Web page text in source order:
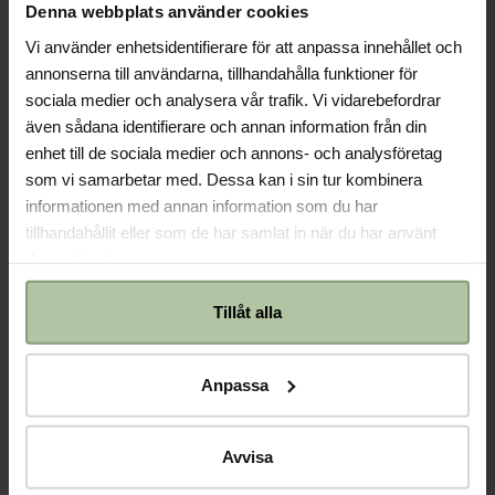
Denna webbplats använder cookies
Vi använder enhetsidentifierare för att anpassa innehållet och
annonserna till användarna, tillhandahålla funktioner för
sociala medier och analysera vår trafik. Vi vidarebefordrar
även sådana identifierare och annan information från din
enhet till de sociala medier och annons- och analysföretag
som vi samarbetar med. Dessa kan i sin tur kombinera
informationen med annan information som du har
tillhandahållit eller som de har samlat in när du har använt
Tillåt alla
Anpassa
Avvisa
Anmäl
Jag accepterar integritetsvillkoren.
Information
Använd presentkort/rabattkod -Klicka här